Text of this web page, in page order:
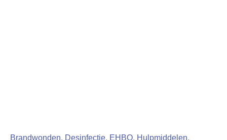
Brandwonden, Desinfectie, EHBO, Hulpmiddelen,